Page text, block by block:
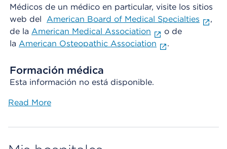
Médicos de un médico en particular, visite los sitios
web del American Board of Medical Specialties
,
de la American Medical Association
o de
la American Osteopathic Association .
Formación médica
Esta información no está disponible.
Read More